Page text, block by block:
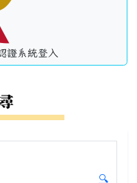
證系統登入
🔍